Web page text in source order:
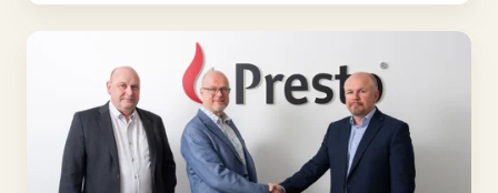
Presto
Verkkokoulu.com
vahvistaa